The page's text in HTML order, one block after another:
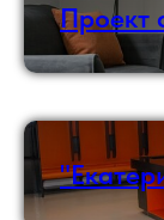
Проект